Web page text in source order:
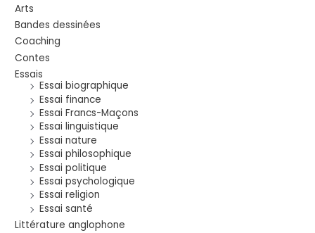
Arts
Bandes dessinées
Coaching
Contes
Essais
Essai biographique
Essai finance
Essai Francs-Maçons
Essai linguistique
Essai nature
Essai philosophique
Essai politique
Essai psychologique
Essai religion
Essai santé
Littérature anglophone